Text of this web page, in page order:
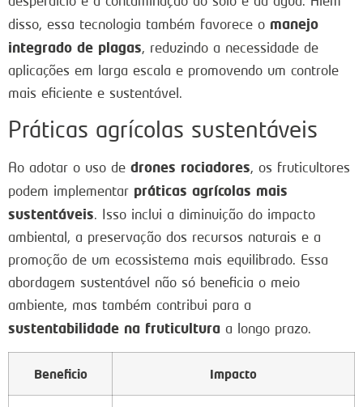
disso, essa tecnologia também favorece o manejo
integrado de plagas, reduzindo a necessidade de
aplicações em larga escala e promovendo um controle
mais eficiente e sustentável.
Práticas agrícolas sustentáveis
Ao adotar o uso de drones rociadores, os fruticultores
podem implementar práticas agrícolas mais
sustentáveis. Isso inclui a diminuição do impacto
ambiental, a preservação dos recursos naturais e a
promoção de um ecossistema mais equilibrado. Essa
abordagem sustentável não só beneficia o meio
ambiente, mas também contribui para a
sustentabilidade na fruticultura a longo prazo.
Beneficio Impacto